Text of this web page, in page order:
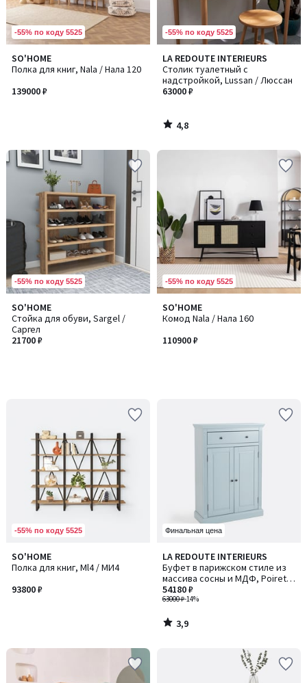
-55% по коду 5525
SO'HOME
Полка для книг, Nala / Нала 120
139000 ₽
-55% по коду 5525
LA REDOUTE INTERIEURS
Столик туалетный с
надстройкой, Lussan / Люссан
63000 ₽
4,8
/ 5
4,8
/
-55% по коду 5525
SO'HOME
Стойка для обуви, Sargel /
Саргел
21700 ₽
-55% по коду 5525
SO'HOME
Комод Nala / Нала 160
110900 ₽
-55% по коду 5525
SO'HOME
Полка для книг, Ml4 / МИ4
93800 ₽
Финальная цена
LA REDOUTE INTERIEURS
Буфет в парижском стиле из
массива сосны и МДФ, Poiret /
Пуаре
63000 ₽-14%
54180 ₽
3,9
/ 5
3,9
/